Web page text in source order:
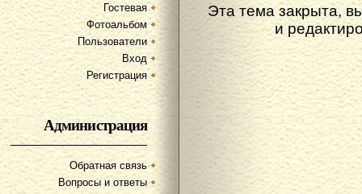
Гостевая
Фотоальбом
Пользователи
Вход
Регистрация
Администрация
Обратная связь
Вопросы и ответы
Эта тема закрыта,
и